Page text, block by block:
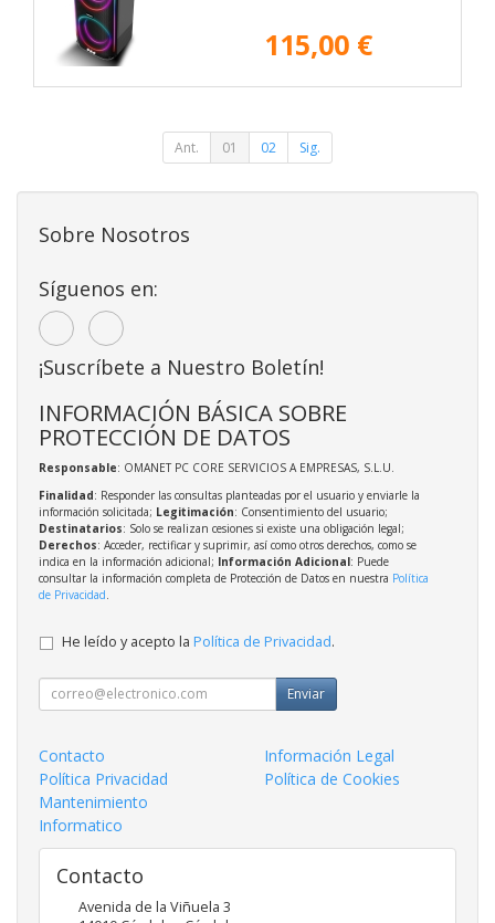
115,00 €
Ant. 01 02 Sig.
Sobre Nosotros
Síguenos en:
¡Suscríbete a Nuestro Boletín!
INFORMACIÓN BÁSICA SOBRE
PROTECCIÓN DE DATOS
Responsable: OMANET PC CORE SERVICIOS A EMPRESAS, S.L.U.
Finalidad: Responder las consultas planteadas por el usuario y enviarle la
información solicitada; Legitimación: Consentimiento del usuario;
Destinatarios: Solo se realizan cesiones si existe una obligación legal;
Derechos: Acceder, rectificar y suprimir, así como otros derechos, como se
indica en la información adicional; Información Adicional: Puede
consultar la información completa de Protección de Datos en nuestra Política
de Privacidad
He leído y acepto la Política de Privacidad.
Enviar
Contacto
Información Legal
Política Privacidad
Política de Cookies
Mantenimiento
Informatico
Contacto
Avenida de la Viñuela 3